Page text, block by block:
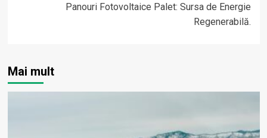
Panouri Fotovoltaice Palet: Sursa de Energie
Regenerabilă.
Mai mult